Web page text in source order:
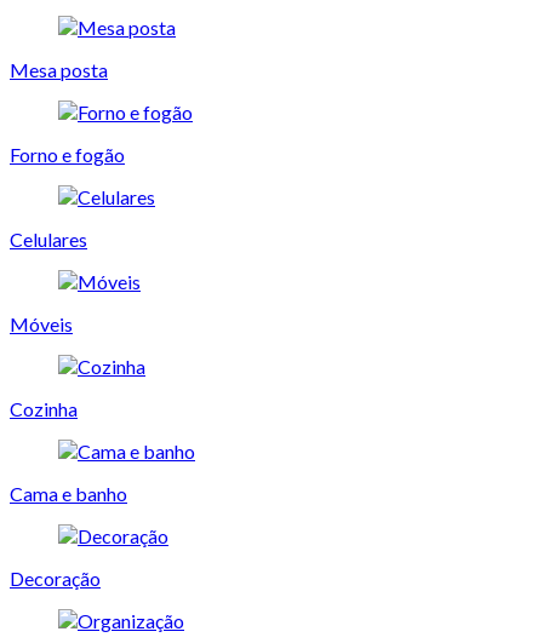
Mesa posta
Forno e fogão
Celulares
Móveis
Cozinha
Cama e banho
Decoração